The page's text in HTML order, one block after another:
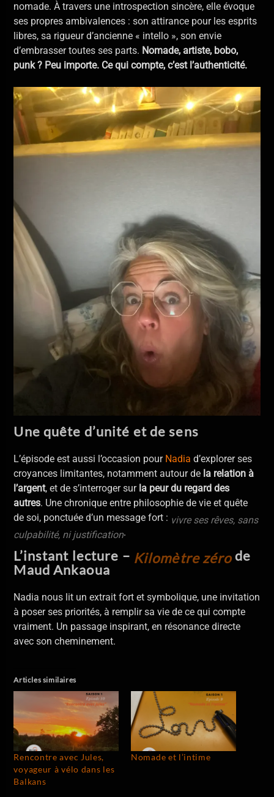
nomade. À travers une introspection sincère, elle évoque
ses propres ambivalences : son attirance pour les esprits
libres, sa rigueur d’ancienne « intello », son envie
d’embrasser toutes ses parts. Nomade, artiste, bobo,
punk ? Peu importe. Ce qui compte, c’est l’authenticité.
Une quête d’unité et de sens
L’épisode est aussi l’occasion pour Nadia d’explorer ses
croyances limitantes, notamment autour de la relation à
l’argent, et de s’interroger sur la peur du regard des
autres. Une chronique entre philosophie de vie et quête
de soi, ponctuée d’un message fort : vivre ses rêves, sans
culpabilité, ni justification.
L’instant lecture – Kilomètre zérode
Maud Ankaoua
Nadia nous lit un extrait fort et symbolique, une invitation
à poser ses priorités, à remplir sa vie de ce qui compte
vraiment. Un passage inspirant, en résonance directe
avec son cheminement.
Articles similaires
Rencontre avec Jules,
voyageur à vélo dans les
Balkans
Nomade et l’intime